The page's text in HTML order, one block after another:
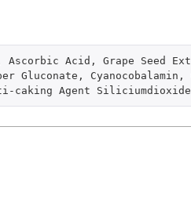
Acid, Grape Seed
Gluconate,
caking Agent